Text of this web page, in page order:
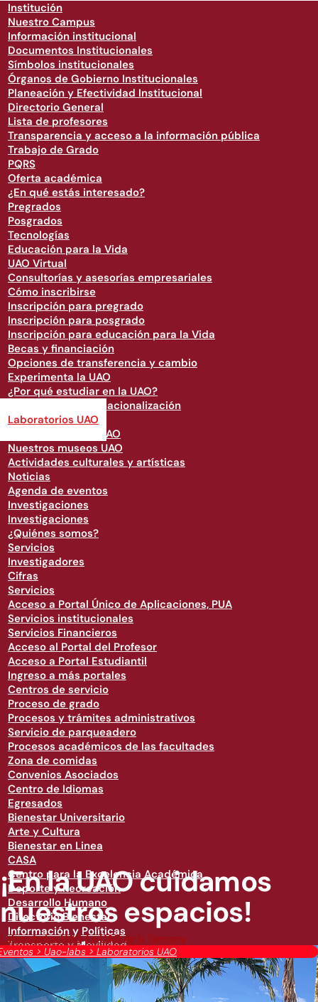
Institución
Nuestro Campus
Información institucional
Documentos Institucionales
Símbolos institucionales
Órganos de Gobierno Institucionales
Planeación y Efectividad Institucional
Directorio General
Lista de profesores
Transparencia y acceso a la información pública
Trabajo de Grado
PQRS
Oferta académica
¿En qué estás interesado?
Pregrados
Posgrados
Tecnologías
Educación para la Vida
UAO Virtual
Consultorías y asesorías empresariales
Cómo inscribirse
Inscripción para pregrado
Inscripción para posgrado
Inscripción para educación para la Vida
Becas y financiación
Opciones de transferencia y cambio
Experimenta la UAO
¿Por qué estudiar en la UAO?
Opciones de internacionalización
Laboratorios UAO
Nuestros medios UAO
Nuestros museos UAO
Actividades culturales y artísticas
Noticias
Agenda de eventos
Investigaciones
Investigaciones
¿Quiénes somos?
Servicios
Investigadores
Cifras
Servicios
Acceso a Portal Único de Aplicaciones, PUA
Servicios institucionales
Servicios Financieros
Acceso al Portal del Profesor
Acceso a Portal Estudiantil
Ingreso a más portales
Centros de servicio
Proceso de grado
Procesos y trámites administrativos
Servicio de parqueadero
Procesos académicos de las facultades
Zona de comidas
Convenios Asociados
Centro de Idiomas
Egresados
Bienestar Universitario
Arte y Cultura
Bienestar en Linea
CASA
Centro para la Excelencia Académica
Deporte y Recreación
Desarrollo Humano
Directorio Bienestar
Información y Políticas
Transporte y Movilidad
> Uao-labs > Laboratorios UAO
¡En la UAO cuidamos
nuestros espacios!
Laboratorios UAO,Lo UAO de la Semana